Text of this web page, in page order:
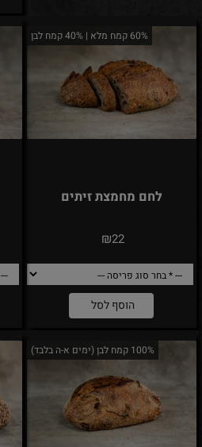
60% קמח מלא | 40% קמח לבן
לחם מחמצת זיתים
₪22
הוסף לסל
100% קמח לבן (ימים א-ה בלבד)